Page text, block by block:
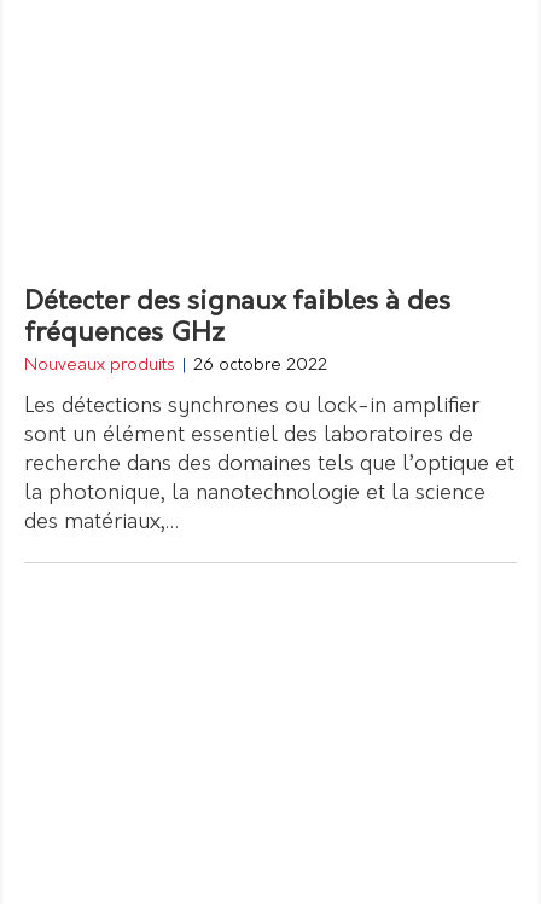
Détecter des signaux faibles à des
fréquences GHz
Nouveaux produits 26 octobre 2022
Les détections synchrones ou lock-in amplifier
sont un élément essentiel des laboratoires de
recherche dans des domaines tels que l’optique et
la photonique, la nanotechnologie et la science
des matériaux,…